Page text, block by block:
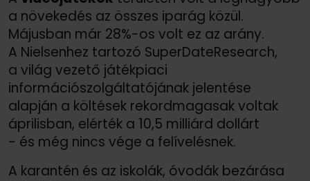
a növekedés az összes iparág közül.
Májusban már 28%-os volt ez az arány.
A Nielsenhez tartozó SuperDateResearch,
a világ vezető játékpiaci
információszolgáltatójának jelentése
alapján a költések rekordmagasak voltak
áprilisban, elérték a 10,5 milliárd dollárt
- és még nincs vége a felívelésnek.
A karantén és az iskolák, óvodák bezárása